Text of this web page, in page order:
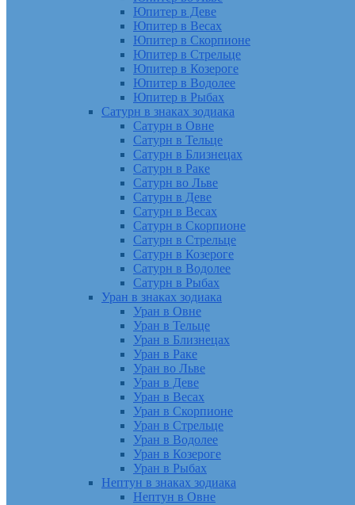
Юпитер в Деве
Юпитер в Весах
Юпитер в Скорпионе
Юпитер в Стрельце
Юпитер в Козероге
Юпитер в Водолее
Юпитер в Рыбах
Сатурн в знаках зодиака
Сатурн в Овне
Сатурн в Тельце
Сатурн в Близнецах
Сатурн в Раке
Сатурн во Льве
Сатурн в Деве
Сатурн в Весах
Сатурн в Скорпионе
Сатурн в Стрельце
Сатурн в Козероге
Сатурн в Водолее
Сатурн в Рыбах
Уран в знаках зодиака
Уран в Овне
Уран в Тельце
Уран в Близнецах
Уран в Раке
Уран во Льве
Уран в Деве
Уран в Весах
Уран в Скорпионе
Уран в Стрельце
Уран в Водолее
Уран в Козероге
Уран в Рыбах
Нептун в знаках зодиака
Нептун в Овне